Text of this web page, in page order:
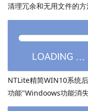
清理冗余和无用文件的
NTLite精简WIN10系统
功能"Windoows功能消